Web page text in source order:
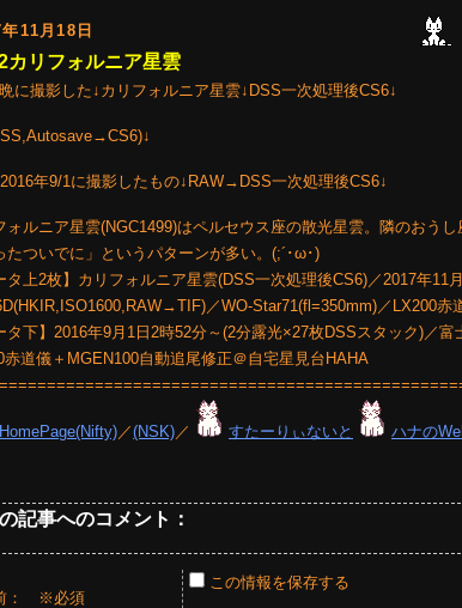
11月18日
カリフォルニア星雲
に撮影した↓カリフォルニア星雲↓DSS一次処理後CS6↓
年9/1に撮影したもの↓RAW→DSS一次処理後CS6↓
ォルニア星雲(NGC1499)はペルセウス座の散光星雲。隣のおう
たついでに」というパターンが多い。(;´･ω･)
タ上2枚】カリフォルニア星雲(DSS一次処理後CS6)／2017年11
／WO-Star71(fl=350mm)／LX200赤
タ下】2016年9月1日2時52分～(2分露光×27枚DSSスタック)／
赤道儀＋MGEN100自動追尾修正＠自宅星見台HAHA
HomePage(Nifty)／(NSK)／ すたーりぃないと ハナの
記事へのコメント：
： ※必須
この情報を保存する